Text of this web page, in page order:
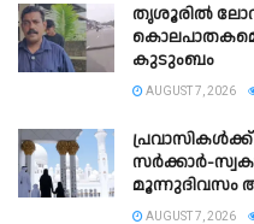
തൃശൂരിൽ
കുടുംബം
AUGUST 7, 2026
സർക്കാർ-
മൂന്നുദിവസം
AUGUST 7, 2026